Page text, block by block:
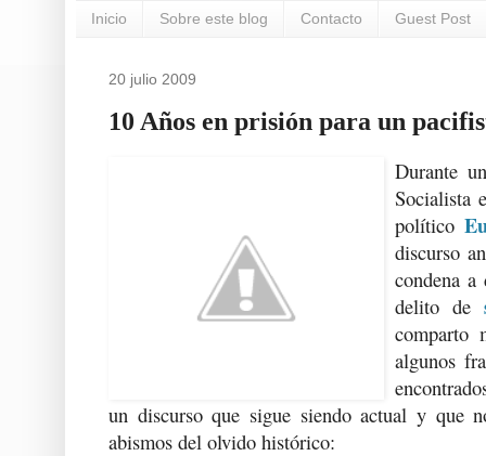
Inicio Sobre este blog Contacto Guest Post
20 julio 2009
10 Años en prisión para un
Durante
Socialista
político
discurso
condena
delito de
comparto
algunos
un discurso que sigue siendo actual y que
abismos del olvido histórico: